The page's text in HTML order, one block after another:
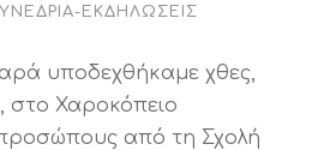
ΕΚΔΗΛΏΣΕΙΣ
υποδεχθήκαμε χθες,
στο Χαροκόπειο
από τη Σχολή